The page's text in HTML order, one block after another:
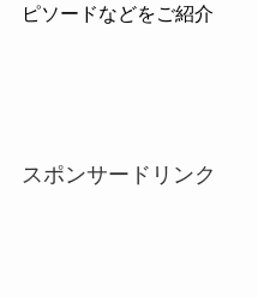
ピソードなどをご紹介
スポンサードリンク